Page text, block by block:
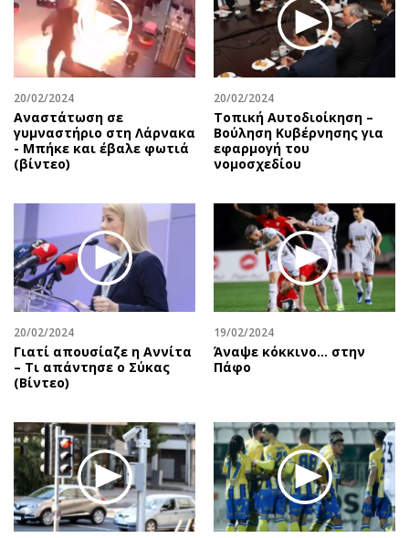
20/02/2024
Αναστάτωση σε
γυμναστήριο στη Λάρνακα
- Μπήκε και έβαλε φωτιά
(βίντεο)
20/02/2024
Τοπική Αυτοδιοίκηση –
Βούληση Κυβέρνησης για
εφαρμογή του
νομοσχεδίου
20/02/2024
Γιατί απουσίαζε η Αννίτα
– Τι απάντησε ο Σύκας
(Βίντεο)
19/02/2024
Άναψε κόκκινο… στην
Πάφο